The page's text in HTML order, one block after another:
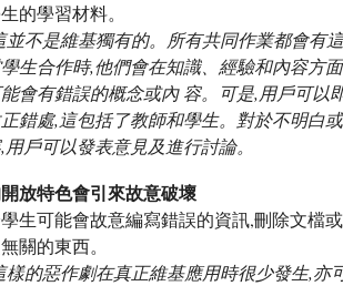
的學習材料。
並不是維基獨有的。所有共同作業都會有
生合作時,他們會在知識、經驗和內容方
會有錯誤的概念或內 容。可是,用戶可以
錯處,這包括了教師和學生。對於不明白
戶可以發表意見及進行討論。
放特色會引來故意破壞
生可能會故意編寫錯誤的資訊,刪除文檔
關的東西。
樣的惡作劇在真正維基應用時很少發生,亦